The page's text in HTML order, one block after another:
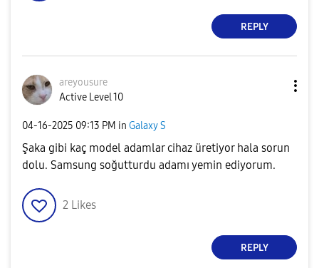
REPLY
areyousure
Active Level 10
‎04-16-2025 09:13 PM in Galaxy S
Şaka gibi kaç model adamlar cihaz üretiyor hala sorun
dolu. Samsung soğutturdu adamı yemin ediyorum.
2 Likes
REPLY